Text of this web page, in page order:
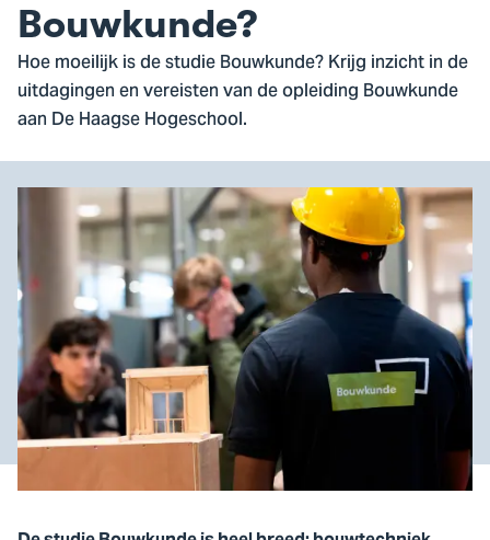
Bouwkunde?
Hoe moeilijk is de studie Bouwkunde? Krijg inzicht in de
uitdagingen en vereisten van de opleiding Bouwkunde
aan De Haagse Hogeschool.